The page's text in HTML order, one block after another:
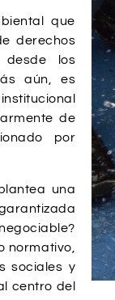
que
derechos
los
aún, es
de
por
una
normativo,
sociales y
centro del